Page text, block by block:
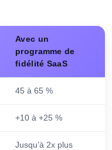
Avec un
programme de
fidélité SaaS
45 à 65 %
+10 à +25 %
Jusqu’à 2x plus